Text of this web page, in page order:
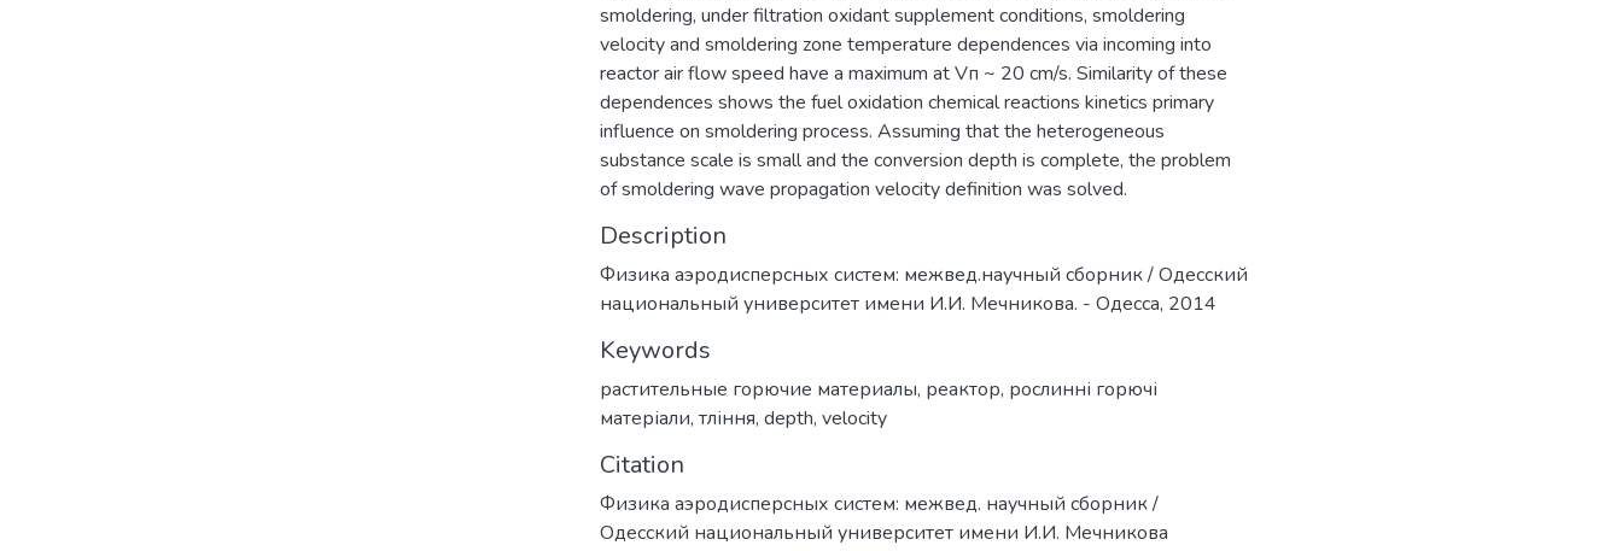
smoldering, under filtration oxidant supplement conditions, smoldering
velocity and smoldering zone temperature dependences via incoming into
reactor air flow speed have a maximum at Vп ~ 20 cm/s. Similarity of these
dependences shows the fuel oxidation chemical reactions kinetics primary
influence on smoldering process. Assuming that the heterogeneous
substance scale is small and the conversion depth is complete, the problem
of smoldering wave propagation velocity definition was solved.
Description
Физика аэродисперсных систем: межвед.научный сборник / Одесский
национальный университет имени И.И. Мечникова. - Одесса, 2014
Keywords
растительные горючие материалы, реактор, рослинні горючі
матеріали, тління, depth, velocity
Citation
Физика аэродисперсных систем: межвед. научный сборник /
Одесский национальный университет имени И.И. Мечникова